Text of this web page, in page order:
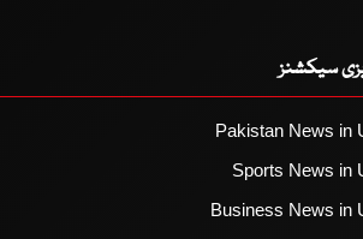
سیکشنز
Pakistan News in
Sports News in
Business News in